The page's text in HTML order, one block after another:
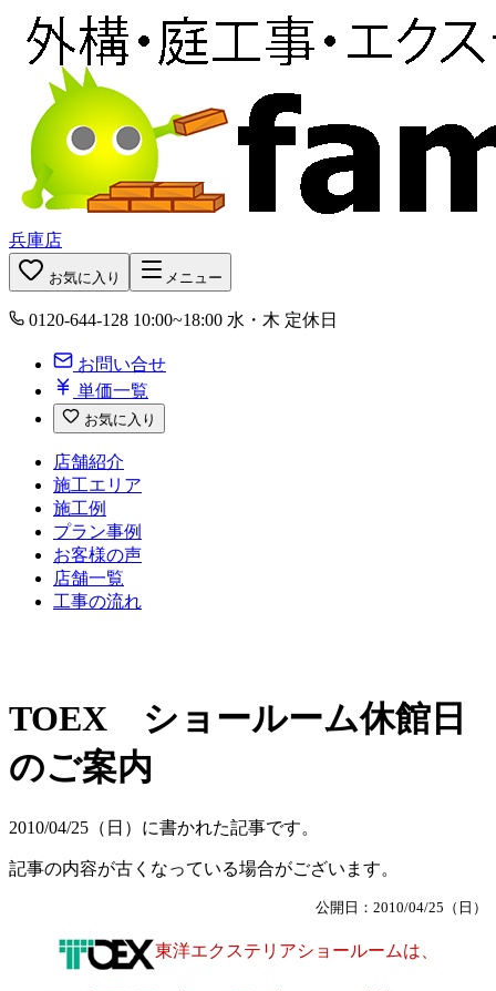
兵庫店
お気に入り メニュー
0120-644-128 10:00~18:00 水・木 定休日
お問い合せ
単価一覧
お気に入り
店舗紹介
施工エリア
施工例
プラン事例
お客様の声
店舗一覧
工事の流れ
TOEX ショールーム休館日
のご案内
2010/04/25（日）に書かれた記事です。
記事の内容が古くなっている場合がございます。
公開日：2010/04/25（日）
東洋エクステリアショールームは、